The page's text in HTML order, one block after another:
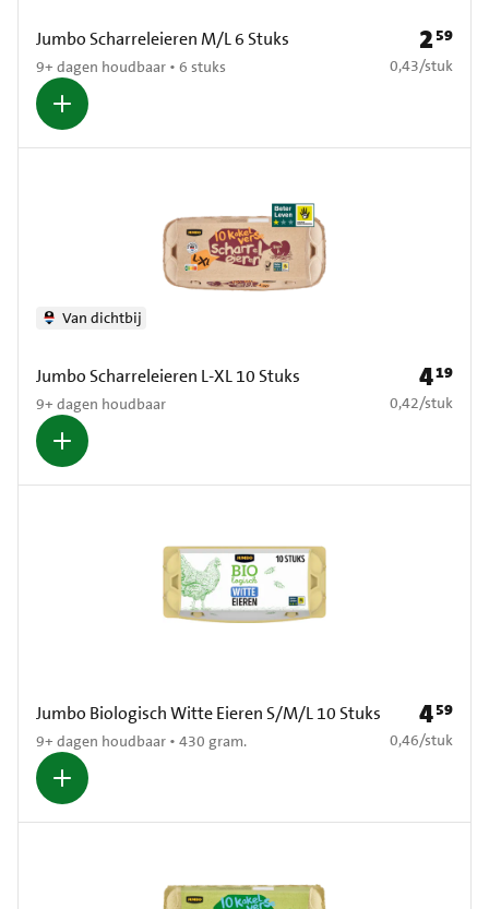
Jumbo Scharreleieren M/L 6 Stuks
9+ dagen houdbaar • 6 stuks
Prijs: €
259
€ 0,43 per stuk
0,43/stuk
Jumbo Scharreleieren L-XL 10 Stuks
9+ dagen houdbaar
Van dichtbij
Prijs: €
419
€ 0,42 per stuk
0,42/stuk
Jumbo Biologisch Witte Eieren S/M/L 10 Stuks
9+ dagen houdbaar • 430 gram.
Prijs: €
459
€ 0,46 per stuk
0,46/stuk